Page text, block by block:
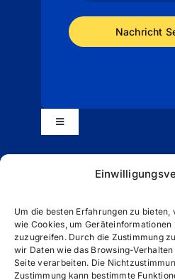
Um die besten Erfahrungen zu
wie Cookies, um
zuzugreifen. Durch die Zustimmung
wir Daten wie das Browsing-
Seite verarbeiten. Die
Zustimmung kann bestimmte
Nachricht
Toggle
Navigation
Cookie-Richtlinie (EU)